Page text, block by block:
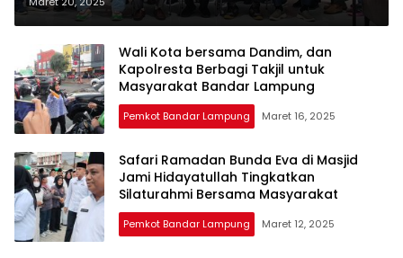
Wali Kota bersama Dandim, dan
Kapolresta Berbagi Takjil untuk
Masyarakat Bandar Lampung
Pemkot Bandar Lampung Maret 16, 2025
Safari Ramadan Bunda Eva di Masjid
Jami Hidayatullah Tingkatkan
Silaturahmi Bersama Masyarakat
Pemkot Bandar Lampung Maret 12, 2025